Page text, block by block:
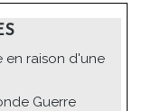
en raison d'une
Guerre